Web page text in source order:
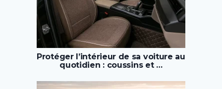
Protéger l’intérieur de sa voiture au
quotidien : coussins et …